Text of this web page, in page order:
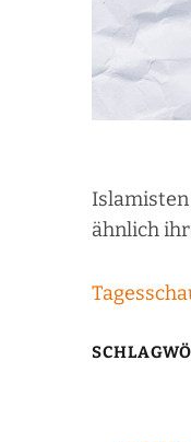
Islamisten
ähnlich